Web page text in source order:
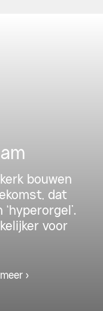
bouwen
dat
voor